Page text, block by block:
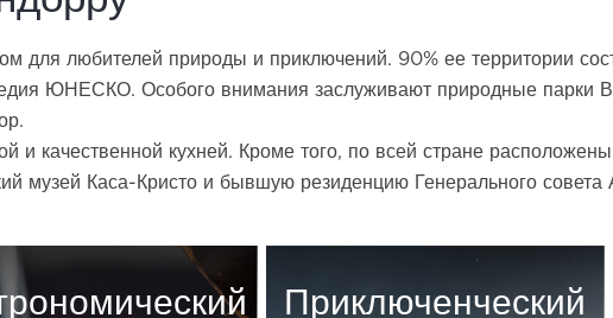
для любителей природы и приключений. 90% ее территории
ЮНЕСКО. Особого внимания заслуживают природные парки
и качественной кухней. Кроме того, по всей стране
музей Каса-Кристо и бывшую резиденцию Генерального
Приключенческий